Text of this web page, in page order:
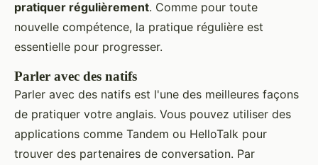
pratiquer régulièrement. Comme pour toute
nouvelle compétence, la pratique régulière est
essentielle pour progresser.
Parler avec des natifs
Parler avec des natifs est l'une des meilleures façons
de pratiquer votre anglais. Vous pouvez utiliser des
applications comme Tandem ou HelloTalk pour
trouver des partenaires de conversation. Par